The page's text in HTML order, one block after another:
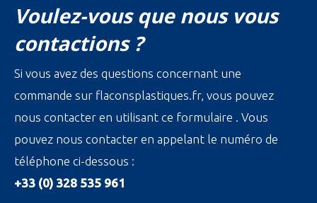
Voulez-vous que nous vous
contactions ?
Si vous avez des questions concernant une
commande sur flaconsplastiques.fr, vous pouvez
nous contacter en utilisant ce formulaire . Vous
pouvez nous contacter en appelant le numéro de
téléphone ci-dessous :
+33 (0) 328 535 961